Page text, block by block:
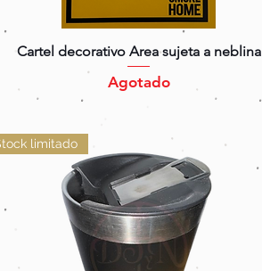
Vista rápida
Cartel decorativo Area sujeta a neblina
Agotado
limitado